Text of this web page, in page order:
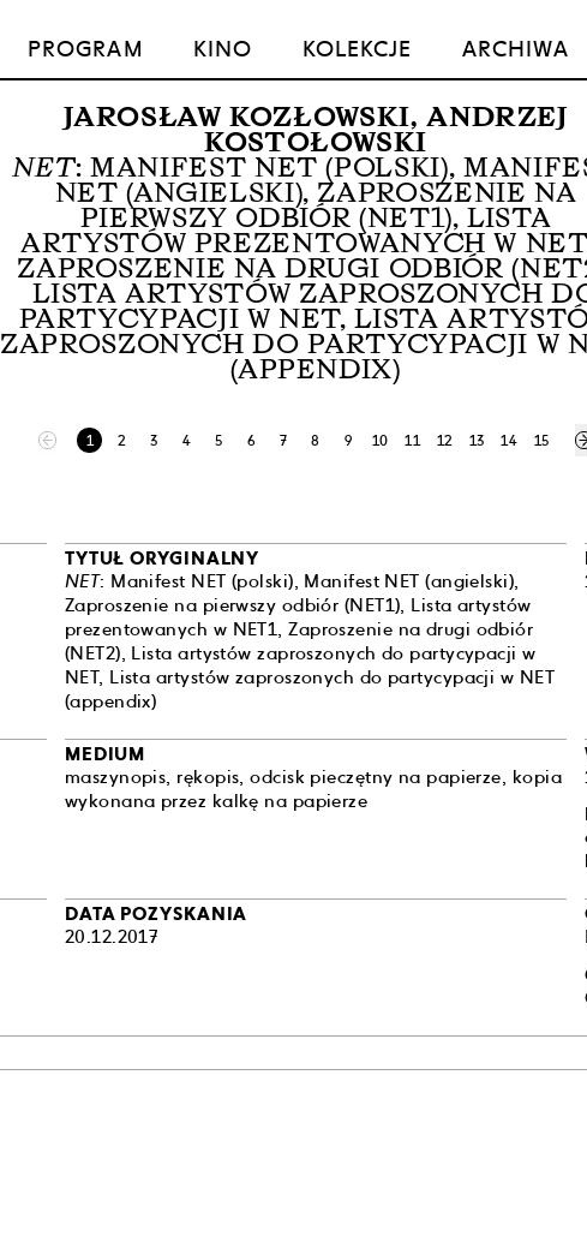
PROGRAM KINO KOLEKCJE ARCHIWA
JAROSŁAW KOZŁOWSKI, ANDRZEJ
KOSTOŁOWSKI
NET: MANIFEST NET (POLSKI),
NET (ANGIELSKI), ZAPROSZENIE NA
PIERWSZY ODBIÓR (NET1), LISTA
ARTYSTÓW PREZENTOWANYCH W
ZAPROSZENIE NA DRUGI ODBIÓR
LISTA ARTYSTÓW ZAPROSZONYCH
PARTYCYPACJI W NET, LISTA
ZAPROSZONYCH DO PARTYCYPACJI W
(APPENDIX)
1 2 3 4 5 6 7 8 9 10 11 12 13 14 15
TYTUŁ ORYGINALNY
NET: Manifest NET (polski), Manifest NET (angielski),
Zaproszenie na pierwszy odbiór (NET1), Lista artystów
prezentowanych w NET1, Zaproszenie na drugi odbiór
(NET2), Lista artystów zaproszonych do partycypacji w
NET, Lista artystów zaproszonych do partycypacji w NET
(appendix)
MEDIUM
maszynopis, rękopis, odcisk pieczętny na papierze, kopia
wykonana przez kalkę na papierze
DATA POZYSKANIA
20.12.2017